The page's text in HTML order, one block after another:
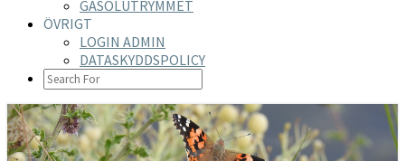
GASOLUTRYMMET
ÖVRIGT
LOGIN ADMIN
DATASKYDDSPOLICY
SEARCH
ICON
https://nilsson-reijer.se